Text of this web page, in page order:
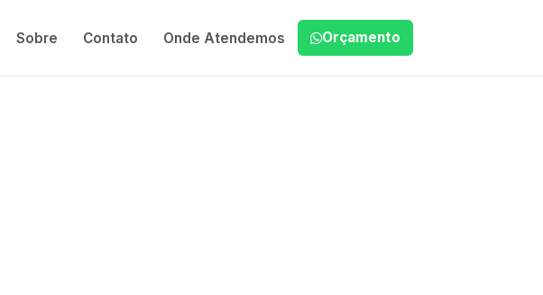
Sobre Contato Onde Atendemos Orçamento